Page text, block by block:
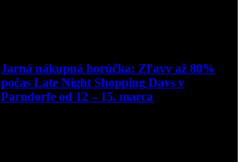
Jarná nákupná horúčka: Zľavy až 80%
počas Late Night Shopping Days v
Parndorfe od 12 – 15. marca